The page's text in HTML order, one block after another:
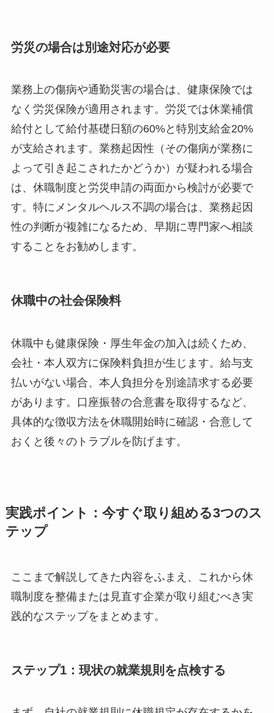
労災の場合は別途対応が必要
業務上の傷病や通勤災害の場合は、健康保険では
なく労災保険が適用されます。労災では休業補償
給付として給付基礎日額の60%と特別支給金20%
が支給されます。業務起因性（その傷病が業務に
よって引き起こされたかどうか）が疑われる場合
は、休職制度と労災申請の両面から検討が必要で
す。特にメンタルヘルス不調の場合は、業務起因
性の判断が複雑になるため、早期に専門家へ相談
することをお勧めします。
休職中の社会保険料
休職中も健康保険・厚生年金の加入は続くため、
会社・本人双方に保険料負担が生じます。給与支
払いがない場合、本人負担分を別途請求する必要
があります。口座振替の合意書を取得するなど、
具体的な徴収方法を休職開始時に確認・合意して
おくと後々のトラブルを防げます。
実践ポイント：今すぐ取り組める3つのス
テップ
ここまで解説してきた内容をふまえ、これから休
職制度を整備または見直す企業が取り組むべき実
践的なステップをまとめます。
ステップ1：現状の就業規則を点検する